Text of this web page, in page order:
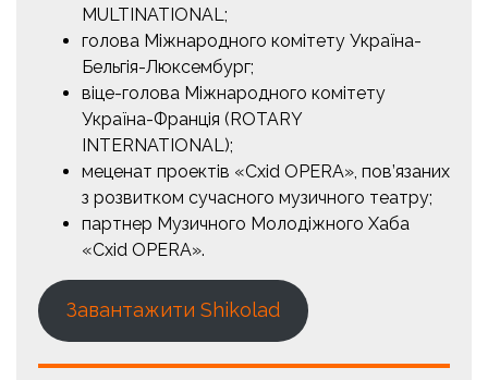
MULTINATIONAL;
голова Міжнародного комітету Україна-
Бельгія-Люксембург;
віце-голова Міжнародного комітету
Україна-Франція (ROTARY
INTERNATIONAL);
меценат проектів «Cxid OPERA», пов’язаних
з розвитком сучасного музичного театру;
партнер Музичного Молодіжного Хаба
«Cxid OPERA».
Завантажити Shikolad